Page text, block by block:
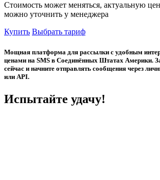
Стоимость может меняться, актуальную
можно уточнить у менеджера
Купить Выбрать тариф
Мощная платформа для рассылки с удобным
ценами на SMS в Соединённых Штатах Америки.
сейчас и начните отправлять сообщения через
или API.
Испытайте удачу!